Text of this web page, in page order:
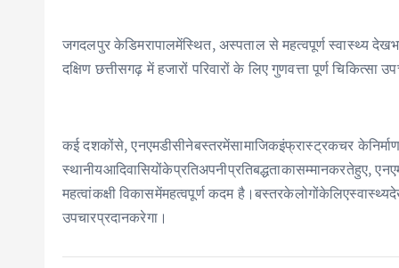
जगदलपुर केडिमरापालमेंस्थित, अस्पताल से महत्वपूर्ण स्वास्थ्य
दक्षिण छत्तीसगढ़ में हजारों परिवारों के लिए गुणवत्ता पूर्ण
कई दशकोंसे, एनएमडीसीनेबस्तरमेंसामाजिकइंफ्रास्‍ट्रकचर
स्थानीयआदिवासियोंकेप्रतिअपनीप्रतिबद्धताकासम्मानकरतेहुए,
महत्‍वांकक्षी विकासमेंमहत्‍वपूर्ण कदम
उपचारप्रदानकरेगा।